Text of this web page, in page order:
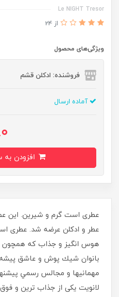
Le NIGHT Tresor
از 24
ویژگی‌های محصول
فروشنده: ادکلن قشم
آماده ارسال
عطر و ادکلن عرضه شد. عطری
هوس انگيز و جذاب كه همچون
بانوان شيك پوش و عاشق پيشه
مهمانيها و مجالس رسمي
لانویت یکی از جذاب ترین و